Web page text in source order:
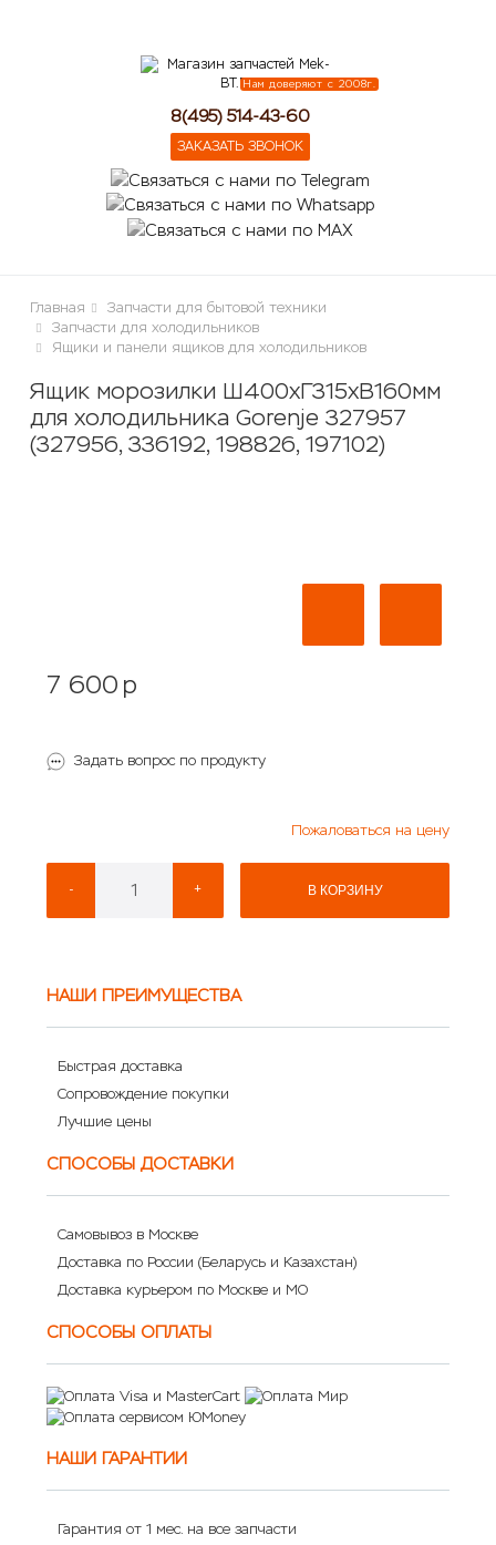
Нам доверяют с 2008г.
8(495) 514-43-60
ЗАКАЗАТЬ ЗВОНОК
Главная
Запчасти для бытовой техники
Запчасти для холодильников
Ящики и панели ящиков для холодильников
Ящик морозилки Ш400хГ315хВ160мм
для холодильника Gorenje 327957
(327956, 336192, 198826, 197102)
7 600 p
Задать вопрос по продукту
Пожаловаться на цену
- + В КОРЗИНУ
НАШИ ПРЕИМУЩЕСТВА
Быстрая доставка
Сопровождение покупки
Лучшие цены
СПОСОБЫ ДОСТАВКИ
Самовывоз в Москве
Доставка по России (Беларусь и Казахстан)
Доставка курьером по Москве и МО
СПОСОБЫ ОПЛАТЫ
НАШИ ГАРАНТИИ
Гарантия от 1 мес. на все запчасти